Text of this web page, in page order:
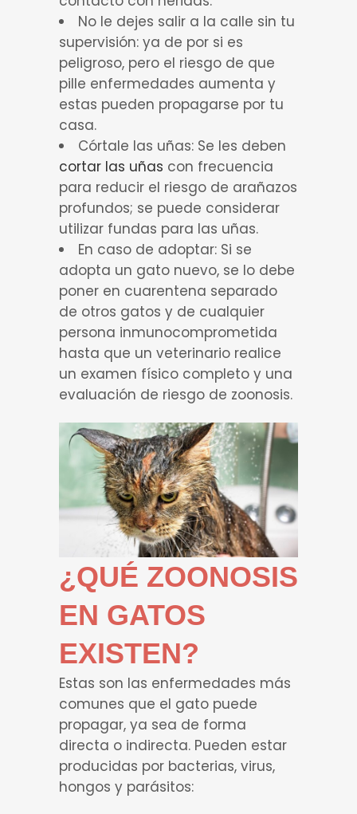
No le dejes salir a la calle sin tu
supervisión: ya de por si es
peligroso, pero el riesgo de que
pille enfermedades aumenta y
estas pueden propagarse por tu
casa.
Córtale las uñas: Se les deben
cortar las uñas con frecuencia
para reducir el riesgo de arañazos
profundos; se puede considerar
utilizar fundas para las uñas.
En caso de adoptar: Si se
adopta un gato nuevo, se lo debe
poner en cuarentena separado
de otros gatos y de cualquier
persona inmunocomprometida
hasta que un veterinario realice
un examen físico completo y una
evaluación de riesgo de zoonosis.
¿QUÉ ZOONOSIS
EN GATOS
EXISTEN?
Estas son las enfermedades más
comunes que el gato puede
propagar, ya sea de forma
directa o indirecta. Pueden estar
producidas por bacterias, virus,
hongos y parásitos: